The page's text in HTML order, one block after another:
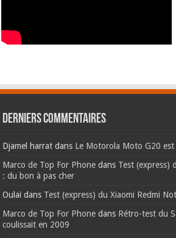
Derniers commentaires
Djamel harrat dans Le Motorola Moto G20
Marco de Top For Phone dans Test (express)
: du bon à pas cher
Oulaïdans Test (express) du Xiaomi Redmi
Marco de Top For Phone dans Rétro-test du
coulissait en 2009